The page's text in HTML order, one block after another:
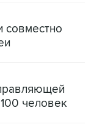
совместно
человек